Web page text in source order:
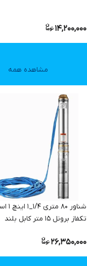
14,200,000
مشاهده همه
شناور ۸۰
تکفاز برونل ۱۵ متر کابل بلند
۱.۲۵ اینچ کابل بلند تک فاز
26,350,000